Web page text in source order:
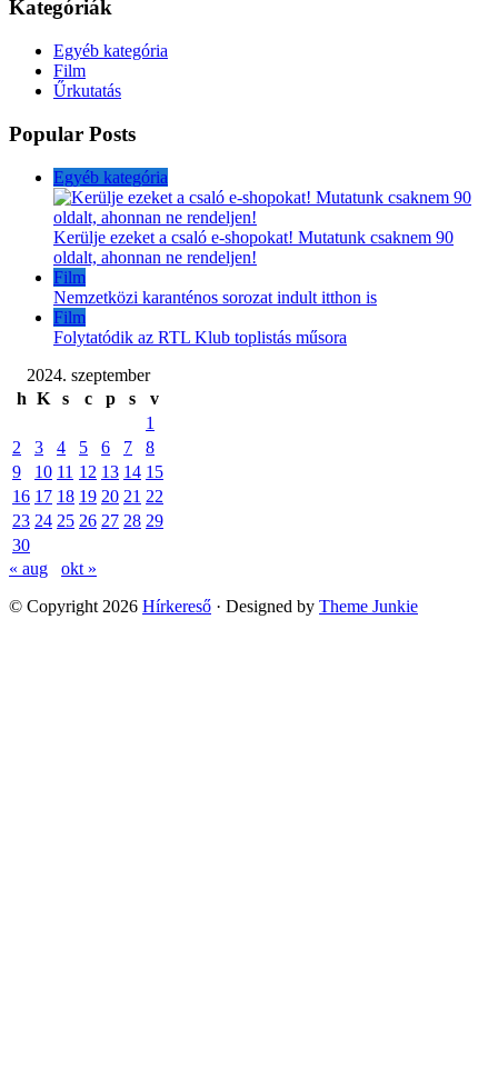
Kategóriák
Egyéb kategória
Film
Űrkutatás
Popular Posts
Egyéb kategória
Kerülje ezeket a csaló e-shopokat! Mutatunk csaknem 90
oldalt, ahonnan ne rendeljen!
Film
Nemzetközi karanténos sorozat indult itthon is
Film
Folytatódik az RTL Klub toplistás műsora
2024. szeptember
h K s c p s
v
1
2
3 4 5 6 7
8
9
10 11 12 13 14 15
16 17 18 19 20 21 22
23 24 25 26 27 28 29
30
« aug
okt »
© Copyright 2026 Hírkereső · Designed by Theme Junkie